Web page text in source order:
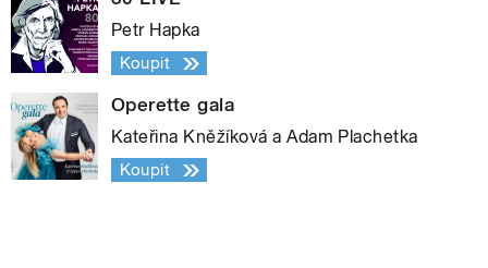
Petr Hapka
Koupit
Operette gala
Kateřina Kněžíková a Adam Plachetka
Koupit